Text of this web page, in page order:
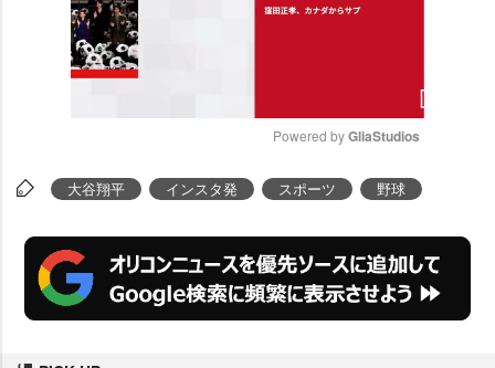
M
u
Powered by GliaStudios
大谷翔平 インスタ発 スポーツ 野球